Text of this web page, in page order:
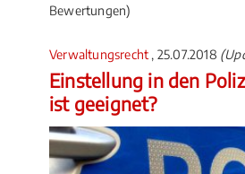
Bewertungen)
Verwaltungsrecht , 25.07.2018
Einstellung in den
ist geeignet?